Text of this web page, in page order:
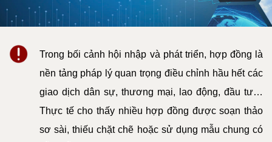
CỨU-
ẤN
HỎI
Trong bối cảnh hội nhập và phát triển, hợp đồng là
nền tảng pháp lý quan trọng điều chỉnh hầu hết các
giao dịch dân sự, thương mại, lao động, đầu tư…
Thực tế cho thấy nhiều hợp đồng được soạn thảo
sơ sài, thiếu chặt chẽ hoặc sử dụng mẫu chung có